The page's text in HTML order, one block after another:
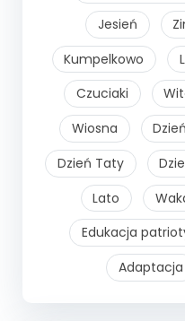
Jesień
Kumpelkowo
Czuciaki
Wiosna
Dzień Taty
Lato
Edukacja
Adaptacja